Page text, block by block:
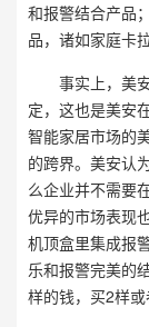
和报警结合产品
品，诸如家庭卡
事实上，美
定，这也是美安
智能家居市场的
的跨界。美安认
么企业并不需要
优异的市场表现
机顶盒里集成报
乐和报警完美的
样的钱，买2样或